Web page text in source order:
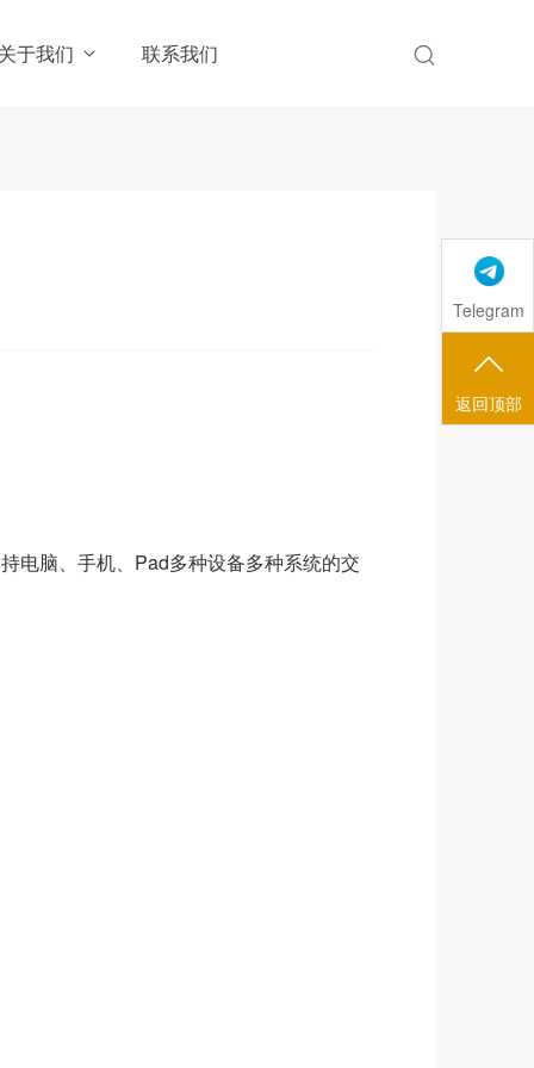
于我们 联系我们
电脑、手机、Pad多种设备多种系统的交
Telegram
返回顶部